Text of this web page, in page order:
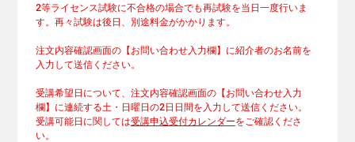
2等ライセンス試験に不合格の場合でも再試験を当日一度行いま
す。再々試験は後日、別途料金がかかります。
注文内容確認画面の【お問い合わせ入力欄】に紹介者のお名前を
入力して送信ください。
受講希望日について、注文内容確認画面の【お問い合わせ入力
欄】に連続する土・日曜日の2日日間を入力して送信ください。
受講可能日に関しては受講申込受付カレンダーをご確認くださ
い。